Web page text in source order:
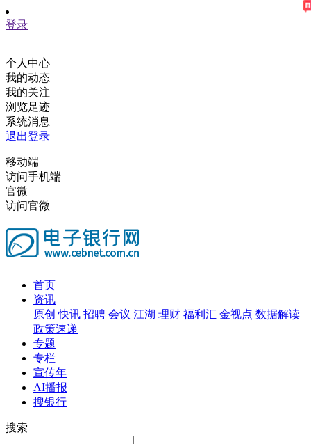
登录
个人中心
我的动态
我的关注
浏览足迹
系统消息
退出登录
移动端
访问手机端
官微
访问官微
首页
资讯
原创 快讯 招聘 会议 江湖 理财 福利汇 金视点 数据解读
政策速递
专题
专栏
宣传年
AI播报
搜银行
搜索